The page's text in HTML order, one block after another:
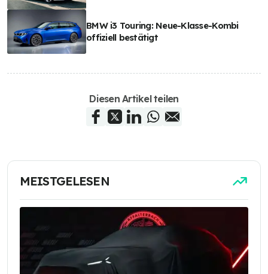
BMW i3 Touring: Neue-Klasse-Kombi
offiziell bestätigt
Diesen Artikel teilen
MEISTGELESEN